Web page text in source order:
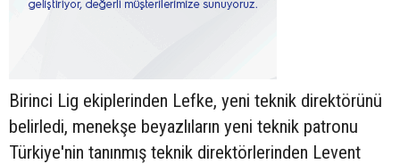
Birinci Lig ekiplerinden Lefke, yeni teknik direktörünü
belirledi, menekşe beyazlıların yeni teknik patronu
Türkiye'nin tanınmış teknik direktörlerinden Levent